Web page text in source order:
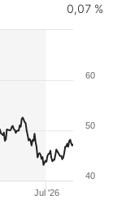
0,07 %
Jul '26
40
50
60